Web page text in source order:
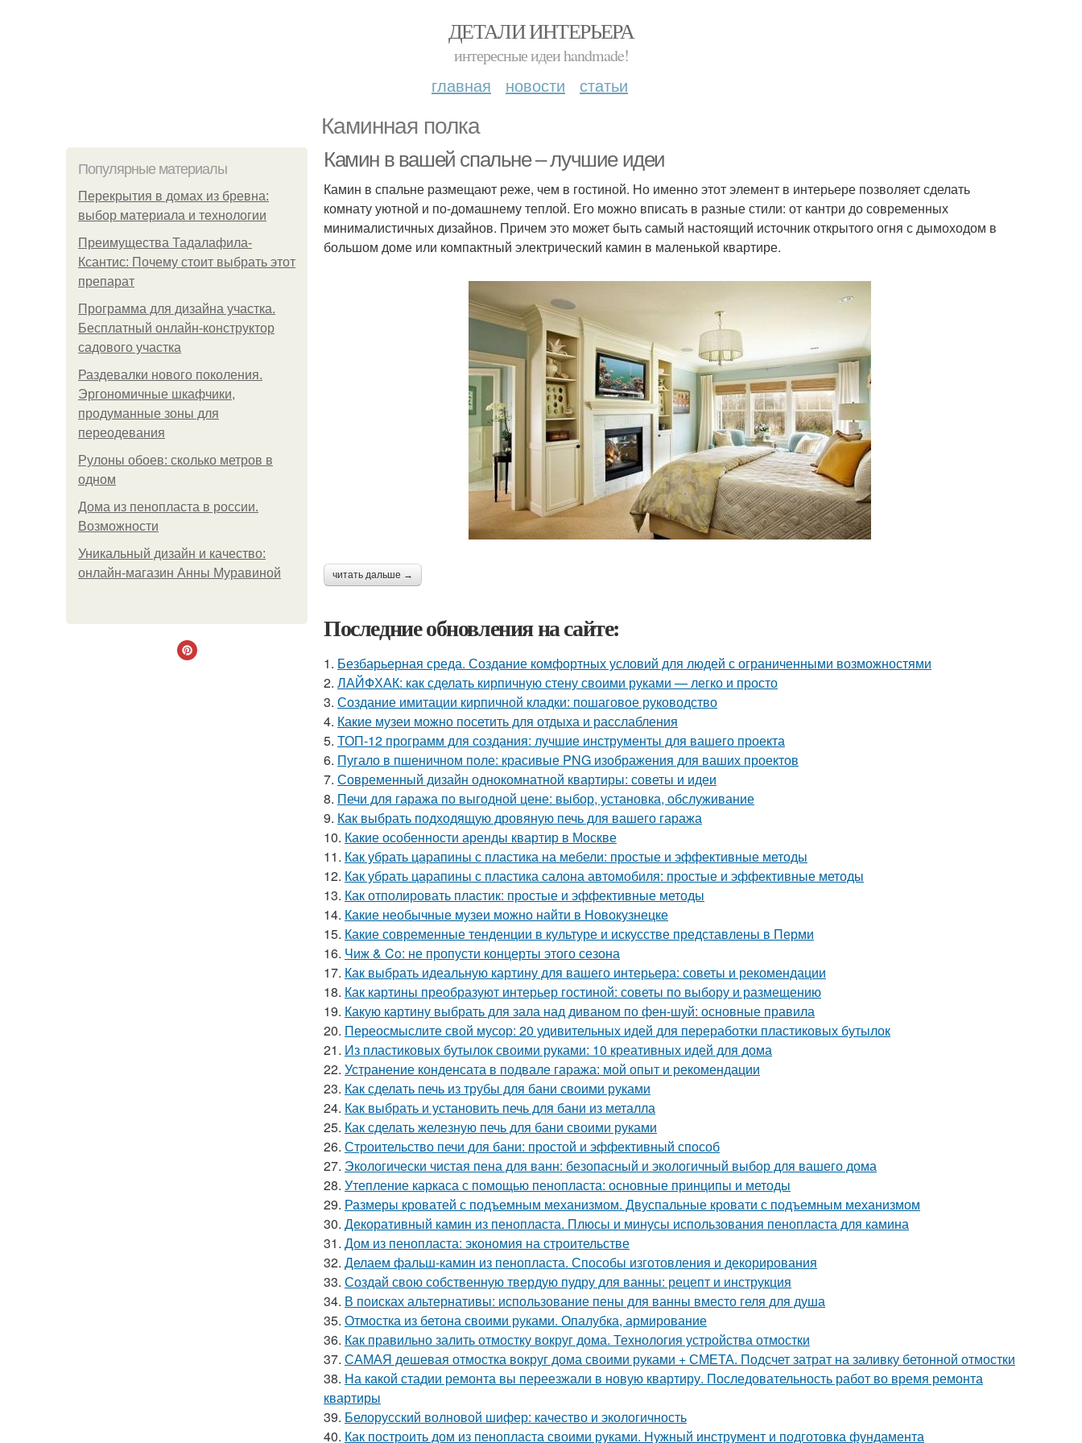
ДЕТАЛИ ИНТЕРЬЕРА
интересные идеи handmade!
главная новости статьи
Каминная полка
Популярные материалы
Перекрытия в домах из бревна:
выбор материала и технологии
Преимущества Тадалафила-
Ксантис: Почему стоит выбрать этот
препарат
Программа для дизайна участка.
Бесплатный онлайн-конструктор
садового участка
Раздевалки нового поколения.
Эргономичные шкафчики,
продуманные зоны для
переодевания
Рулоны обоев: сколько метров в
одном
Дома из пенопласта в россии.
Возможности
Уникальный дизайн и качество:
онлайн-магазин Анны Муравиной
Камин в вашей спальне – лучшие идеи
Камин в спальне размещают реже, чем в гостиной. Но именно этот элемент в интерьере позволяет сделать
комнату уютной и по-домашнему теплой. Его можно вписать в разные стили: от кантри до современных
минималистичных дизайнов. Причем это может быть самый настоящий источник открытого огня с дымоходом в
большом доме или компактный электрический камин в маленькой квартире.
читать дальше →
Последние обновления на сайте:
1. Безбарьерная среда. Создание комфортных условий для людей с ограниченными возможностями
2. ЛАЙФХАК: как сделать кирпичную стену своими руками — легко и просто
3. Создание имитации кирпичной кладки: пошаговое руководство
4. Какие музеи можно посетить для отдыха и расслабления
5. ТОП-12 программ для создания: лучшие инструменты для вашего проекта
6. Пугало в пшеничном поле: красивые PNG изображения для ваших проектов
7. Современный дизайн однокомнатной квартиры: советы и идеи
8. Печи для гаража по выгодной цене: выбор, установка, обслуживание
9. Как выбрать подходящую дровяную печь для вашего гаража
10. Какие особенности аренды квартир в Москве
11. Как убрать царапины с пластика на мебели: простые и эффективные методы
12. Как убрать царапины с пластика салона автомобиля: простые и эффективные методы
13. Как отполировать пластик: простые и эффективные методы
14. Какие необычные музеи можно найти в Новокузнецке
15. Какие современные тенденции в культуре и искусстве представлены в Перми
16. Чиж & Co: не пропусти концерты этого сезона
17. Как выбрать идеальную картину для вашего интерьера: советы и рекомендации
18. Как картины преобразуют интерьер гостиной: советы по выбору и размещению
19. Какую картину выбрать для зала над диваном по фен-шуй: основные правила
20. Переосмыслите свой мусор: 20 удивительных идей для переработки пластиковых бутылок
21. Из пластиковых бутылок своими руками: 10 креативных идей для дома
22. Устранение конденсата в подвале гаража: мой опыт и рекомендации
23. Как сделать печь из трубы для бани своими руками
24. Как выбрать и установить печь для бани из металла
25. Как сделать железную печь для бани своими руками
26. Строительство печи для бани: простой и эффективный способ
27. Экологически чистая пена для ванн: безопасный и экологичный выбор для вашего дома
28. Утепление каркаса с помощью пенопласта: основные принципы и методы
29. Размеры кроватей с подъемным механизмом. Двуспальные кровати с подъемным механизмом
30. Декоративный камин из пенопласта. Плюсы и минусы использования пенопласта для камина
31. Дом из пенопласта: экономия на строительстве
32. Делаем фальш-камин из пенопласта. Способы изготовления и декорирования
33. Создай свою собственную твердую пудру для ванны: рецепт и инструкция
34. В поисках альтернативы: использование пены для ванны вместо геля для душа
35. Отмостка из бетона своими руками. Опалубка, армирование
36. Как правильно залить отмостку вокруг дома. Технология устройства отмостки
37. САМАЯ дешевая отмостка вокруг дома своими руками + СМЕТА. Подсчет затрат на заливку бетонной отмостки
38. На какой стадии ремонта вы переезжали в новую квартиру. Последовательность работ во время ремонта
квартиры
39. Белорусский волновой шифер: качество и экологичность
40. Как построить дом из пенопласта своими руками. Нужный инструмент и подготовка фундамента